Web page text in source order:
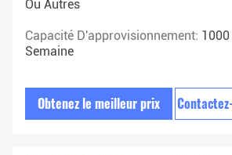
Ou Autres
Capacité D'approvisionnement:
Semaine
Obtenez le meilleur prix